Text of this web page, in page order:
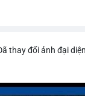
thay đổi ảnh đại